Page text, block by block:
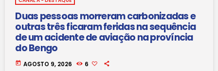
Duas pessoas morreram carbonizadas e
outras três ficaram feridas na sequência
de um acidente de aviação na província
do Bengo
today AGOSTO 9, 2026 6